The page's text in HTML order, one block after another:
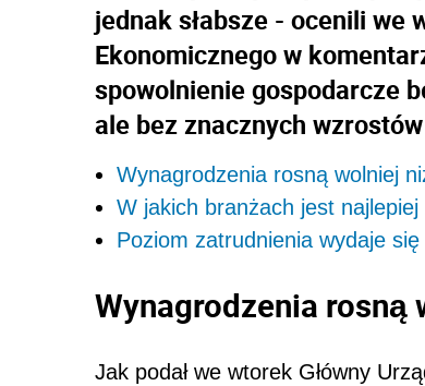
jednak słabsze - ocenili
Ekonomicznego w
spowolnienie gospodarcze
ale bez znacznych
Wynagrodzenia rosną wolniej
W jakich branżach jest
Poziom zatrudnienia wydaje
Wynagrodzenia rosną
Jak podał we wtorek Główny